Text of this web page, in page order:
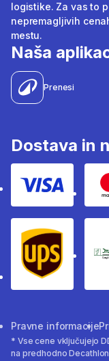
logistike. Za vas to
nepremagljivih
mestu.
Naša
Prenesi
Dostava in
Visa
Ups
Pravne informacije
* Vse cene vključujejo
na predhodno